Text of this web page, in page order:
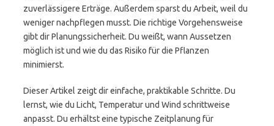
zuverlässigere Erträge. Außerdem sparst du Arbeit, weil du
weniger nachpflegen musst. Die richtige Vorgehensweise
gibt dir Planungssicherheit. Du weißt, wann Aussetzen
möglich ist und wie du das Risiko für die Pflanzen
minimierst.
Dieser Artikel zeigt dir einfache, praktikable Schritte. Du
lernst, wie du Licht, Temperatur und Wind schrittweise
anpasst. Du erhältst eine typische Zeitplanung für